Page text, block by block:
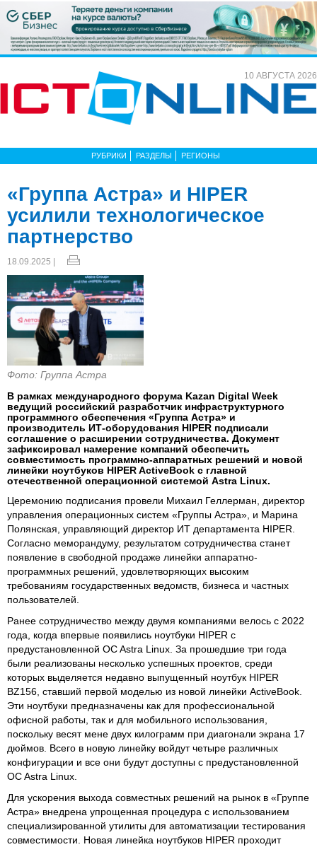
10 АВГУСТА 2026
РУБРИКИ РАЗДЕЛЫ РЕГИОНЫ
«Группа Астра» и HIPER
усилили технологическое
партнерство
18.09.2025 |
Фото: Группа Астра
В рамках международного форума Kazan Digital Week
ведущий российский разработчик инфраструктурного
программного обеспечения «Группа Астра» и
производитель ИТ-оборудования HIPER подписали
соглашение о расширении сотрудничества. Документ
зафиксировал намерение компаний обеспечить
совместимость программно-аппаратных решений и новой
линейки ноутбуков HIPER ActiveBook с главной
отечественной операционной системой Astra Linux.
Церемонию подписания провели Михаил Геллерман, директор
управления операционных систем «Группы Астра», и Марина
Полянская, управляющий директор ИТ департамента HIPER.
Согласно меморандуму, результатом сотрудничества станет
появление в свободной продаже линейки аппаратно-
программных решений, удовлетворяющих высоким
требованиям государственных ведомств, бизнеса и частных
пользователей.
Ранее сотрудничество между двумя компаниями велось с 2022
года, когда впервые появились ноутбуки HIPER с
предустановленной OC Astra Linux. За прошедшие три года
были реализованы несколько успешных проектов, среди
которых выделяется недавно выпущенный ноутбук HIPER
BZ156, ставший первой моделью из новой линейки ActiveBook.
Эти ноутбуки предназначены как для профессиональной
офисной работы, так и для мобильного использования,
поскольку весят мене двух килограмм при диагонали экрана 17
дюймов. Всего в новую линейку войдут четыре различных
конфигурации и все они будут доступны с предустановленной
OC Astra Linux.
Для ускорения выхода совместных решений на рынок в «Группе
Астра» внедрена упрощенная процедура с использованием
специализированной утилиты для автоматизации тестирования
совместимости. Новая линейка ноутбуков HIPER проходит